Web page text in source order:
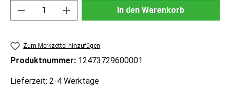
Produkt Anzahl: Gib den gewünschten
In den Warenkorb
Zum Merkzettel hinzufügen
Produktnummer: 12473729600001
Lieferzeit: 2-4 Werktage